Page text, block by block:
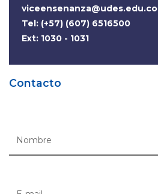
viceensenanza@udes.edu.co
Tel: (+57) (607) 6516500
Ext: 1030 - 1031
Contacto